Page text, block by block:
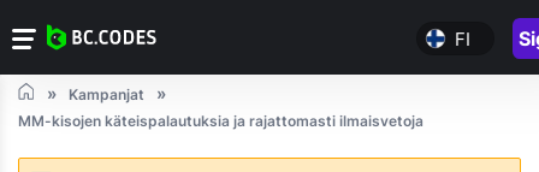
FI
Kampanjat
MM-kisojen käteispalautuksia ja rajattomasti ilmaisvetoja